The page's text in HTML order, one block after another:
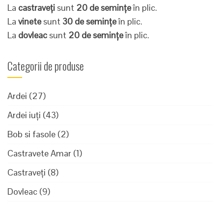
La castraveți sunt 20 de semințeîn plic.
La vinetesunt 30 de semințeîn plic.
La dovleac sunt 20 de semințeîn plic.
Categorii de produse
Ardei (27)
Ardei iuți (43)
Bob si fasole (2)
Castravete Amar (1)
Castraveți (8)
Dovleac (9)